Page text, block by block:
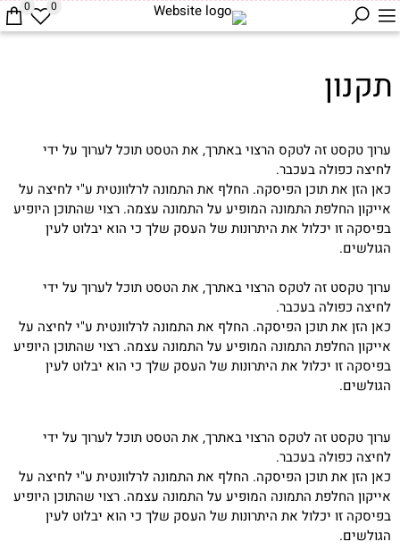
0 0
תקנון
ערוך טקסט זה לטקס הרצוי באתרך, את הטסט תוכל לערוך על ידי
לחיצה כפולה בעכבר.
כאן הזן את תוכן הפיסקה. החלף את התמונה לרלוונטית ע"י לחיצה על
אייקון החלפת התמונה המופיע על התמונה עצמה. רצוי שהתוכן היופיע
בפיסקה זו יכלול את היתרונות של העסק שלך כי הוא יבלוט לעין
הגולשים.
ערוך טקסט זה לטקס הרצוי באתרך, את הטסט תוכל לערוך על ידי
לחיצה כפולה בעכבר.
כאן הזן את תוכן הפיסקה. החלף את התמונה לרלוונטית ע"י לחיצה על
אייקון החלפת התמונה המופיע על התמונה עצמה. רצוי שהתוכן היופיע
בפיסקה זו יכלול את היתרונות של העסק שלך כי הוא יבלוט לעין
הגולשים.
ערוך טקסט זה לטקס הרצוי באתרך, את הטסט תוכל לערוך על ידי
לחיצה כפולה בעכבר.
כאן הזן את תוכן הפיסקה. החלף את התמונה לרלוונטית ע"י לחיצה על
אייקון החלפת התמונה המופיע על התמונה עצמה. רצוי שהתוכן היופיע
בפיסקה זו יכלול את היתרונות של העסק שלך כי הוא יבלוט לעין
הגולשים.